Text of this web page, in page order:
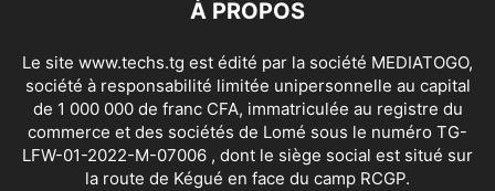
À PROPOS
Le site www.techs.tg est édité par la société MEDIATOGO,
société à responsabilité limitée unipersonnelle au capital
de 1 000 000 de franc CFA, immatriculée au registre du
commerce et des sociétés de Lomé sous le numéro TG-
LFW-01-2022-M-07006 , dont le siège social est situé sur
la route de Kégué en face du camp RCGP.